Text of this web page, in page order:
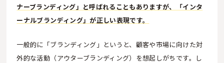
ナーブランディング」と呼ばれることもありますが、「インタ
ーナルブランディング」が正しい表現です。
一般的に「ブランディング」というと、顧客や市場に向けた対
外的な活動（アウターブランディング）を想起しがちです。し